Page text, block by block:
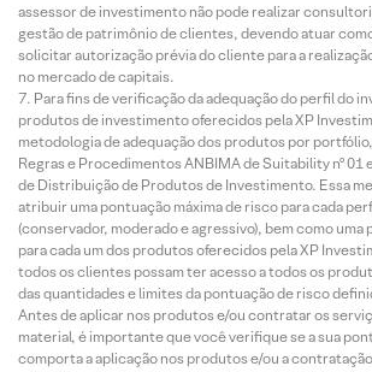
assessor de investimento não pode realizar
gestão de patrimônio de clientes, devendo atuar
solicitar autorização prévia do cliente para a
no mercado de capitais.
Para fins de verificação da adequação do perfil do
produtos de investimento oferecidos pela XP
metodologia de adequação dos produtos por
Regras e Procedimentos ANBIMA de Suitability nº 01
de Distribuição de Produtos de Investimento. Essa
atribuir uma pontuação máxima de risco para cada
(conservador, moderado e agressivo), bem como uma
para cada um dos produtos oferecidos pela XP
todos os clientes possam ter acesso a todos os
das quantidades e limites da pontuação de risco
Antes de aplicar nos produtos e/ou contratar os
material, é importante que você verifique se a sua
comporta a aplicação nos produtos e/ou a